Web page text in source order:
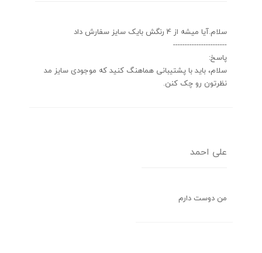
سلام.آیا میشه از 4 رنگش بایک سایز سفارش داد
-----------------------
پاسخ:
سلام، باید با پشتیبانی هماهنگ کنید که موجودی سایز مد
نظرتون رو چک کنن.
علی احمد
من دوست دارم